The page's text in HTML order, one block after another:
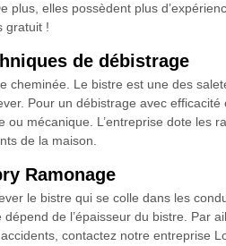
elles possèdent plus
gratuit !
de débistrage
Le bistre est une des
Pour un débistrage avec efficacité
mécanique. L’entreprise dote les
de la maison.
Ramonage
le bistre qui se colle dans les
de l’épaisseur du bistre. Par
contactez notre entreprise